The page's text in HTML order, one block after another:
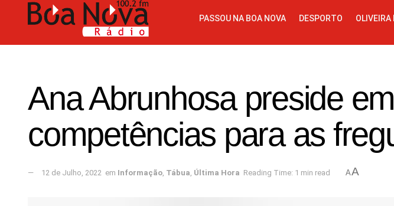
PASSOU NA BOA NOVA DESPORTO OLIVEIRA
Ana Abrunhosa preside
competências para as
12 de Julho, 2022 em Informação, Tábua, Última Hora Reading Time: 1 min read AA